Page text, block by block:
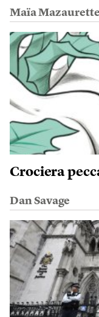
Maïa Mazaurette
Crociera
Dan Savage